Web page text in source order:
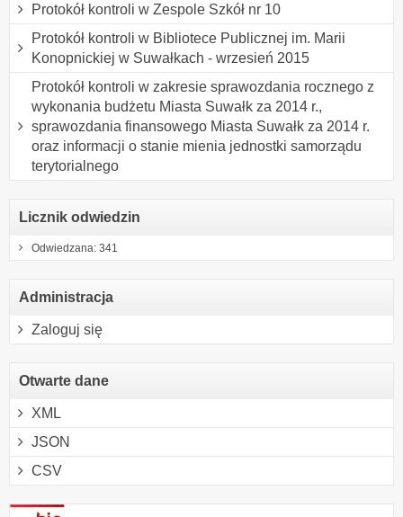
Protokół kontroli w Zespole Szkół nr 10
Protokół kontroli w Bibliotece Publicznej im. Marii
Konopnickiej w Suwałkach - wrzesień 2015
Protokół kontroli w zakresie sprawozdania rocznego z
wykonania budżetu Miasta Suwałk za 2014 r.,
sprawozdania finansowego Miasta Suwałk za 2014 r.
oraz informacji o stanie mienia jednostki samorządu
terytorialnego
Licznik odwiedzin
Odwiedzana: 341
Administracja
Zaloguj się
Otwarte dane
XML
JSON
CSV